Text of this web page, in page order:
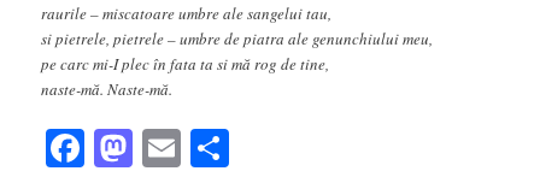
raurile – miscatoare umbre ale sangelui tau,
si pietrele, pietrele – umbre de piatra ale genunchiului meu,
pe carc mi-I plec în fata ta si mă rog de tine,
naste-mă. Naste-mă.
Facebook
Mastodon
Email